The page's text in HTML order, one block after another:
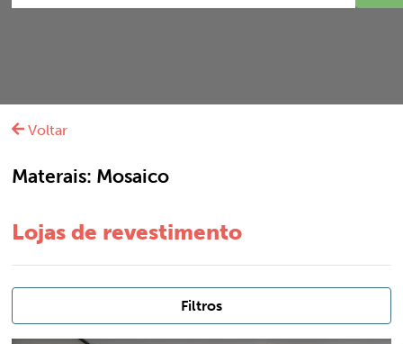
Voltar
Materais: Mosaico
Lojas de revestimento
Filtros